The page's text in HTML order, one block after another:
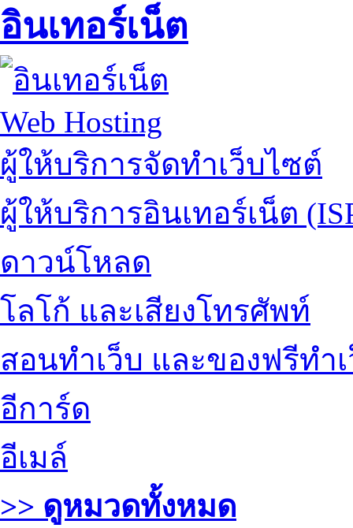
อินเทอร์เน็ต
Web Hosting
ผู้ให้บริการจัดทำเว็บไซต์
ผู้ให้บริการอินเทอร์เน็ต
ดาวน์โหลด
โลโก้ และเสียงโทรศัพท์
สอนทำเว็บ และของฟรีทำ
อีการ์ด
อีเมล์
>> ดูหมวดทั้งหมด